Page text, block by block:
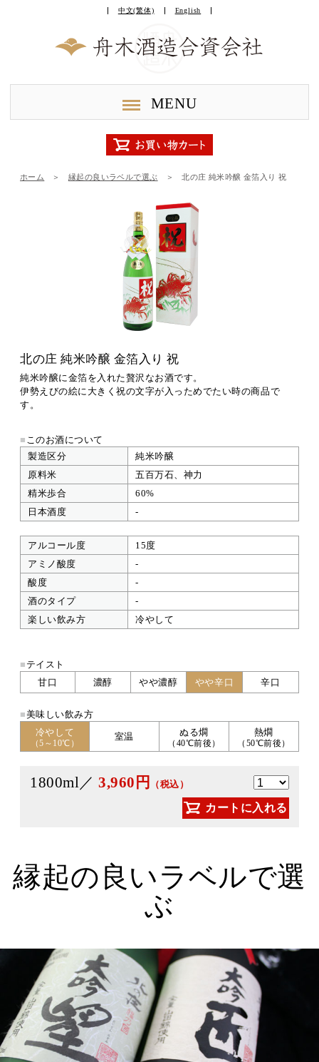
中文(繁体) English
MENU
ホーム ＞ 縁起の良いラベルで選ぶ ＞ 北の庄 純米吟醸 金箔入り 祝
北の庄 純米吟醸 金箔入り 祝
純米吟醸に金箔を入れた贅沢なお酒です。
伊勢えびの絵に大きく祝の文字が入っためでたい時の商品で
す。
■ このお酒について
製造区分
純米吟醸
原料米
五百万石、神力
精米歩合
60%
日本酒度
-
アルコール度
15度
アミノ酸度
-
酸度
-
酒のタイプ
-
楽しい飲み方
冷やして
■ テイスト
甘口
濃醇 やや濃醇 やや辛口 辛口
■美味しい飲み方
冷やして
（5～10℃）
室温 ぬる燗
（40℃前後）
熱燗
（50℃前後）
1800ml／3,960円 （税込）
カートに入れる
縁起の良いラベルで選
ぶ